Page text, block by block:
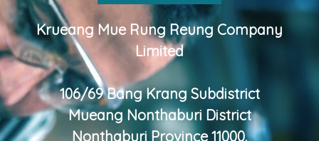
Krueang Mue Rung Reung Company
Limited
106/69 Bang Krang Subdistrict
Mueang Nonthaburi District
Nonthaburi Province 11000.